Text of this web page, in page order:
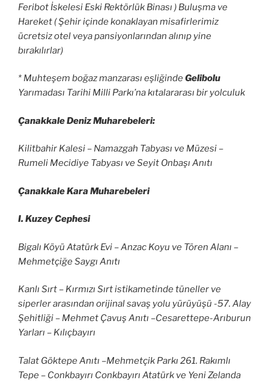
Feribot İskelesi Eski Rektörlük Binası ) Buluşma ve
Hareket ( Şehir içinde konaklayan misafirlerimiz
ücretsiz otel veya pansiyonlarından alınıp yine
bırakılırlar)
* Muhteşem boğaz manzarası eşliğindeGelibolu
Yarımadası Tarihi Milli Parkı’na kıtalararası bir yolculuk
Çanakkale Deniz Muharebeleri:
Kilitbahir Kalesi – Namazgah Tabyası ve Müzesi –
Rumeli Mecidiye Tabyası ve Seyit Onbaşı Anıtı
Çanakkale Kara Muharebeleri
I. Kuzey Cephesi
Bigalı Köyü Atatürk Evi – Anzac Koyu ve Tören Alanı –
Mehmetçiğe Saygı Anıtı
Kanlı Sırt – Kırmızı Sırt istikametinde tüneller ve
siperler arasından orijinal savaş yolu yürüyüşü -57. Alay
Şehitliği – Mehmet Çavuş Anıtı –Cesarettepe-Arıburun
Yarları – Kılıçbayırı
Talat Göktepe Anıtı –Mehmetçik Parkı 261. Rakımlı
Tepe – Conkbayırı Conkbayırı Atatürk ve Yeni Zelanda